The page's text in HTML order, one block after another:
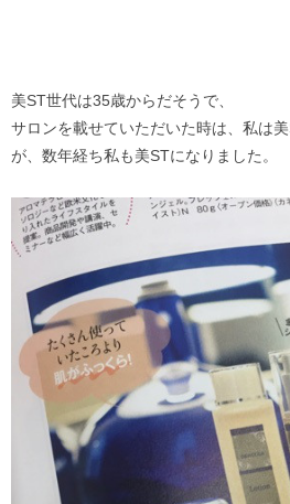
美ST世代は35歳からだそうで、
サロンを載せていただいた時は、私は
が、数年経ち私も美STになりました。